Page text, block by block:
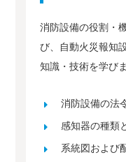
消防設備の役割・
び、自動火災報知
知識・技術を学びま
消防設備の法
感知器の種類
系統図および